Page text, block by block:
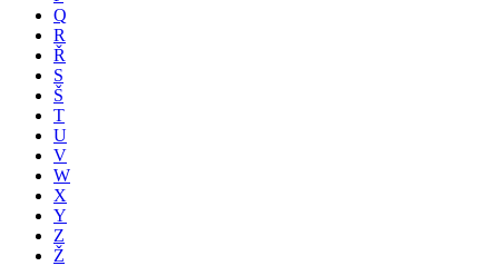
Q
R
Ř
S
Š
T
U
V
W
X
Y
Z
Ž